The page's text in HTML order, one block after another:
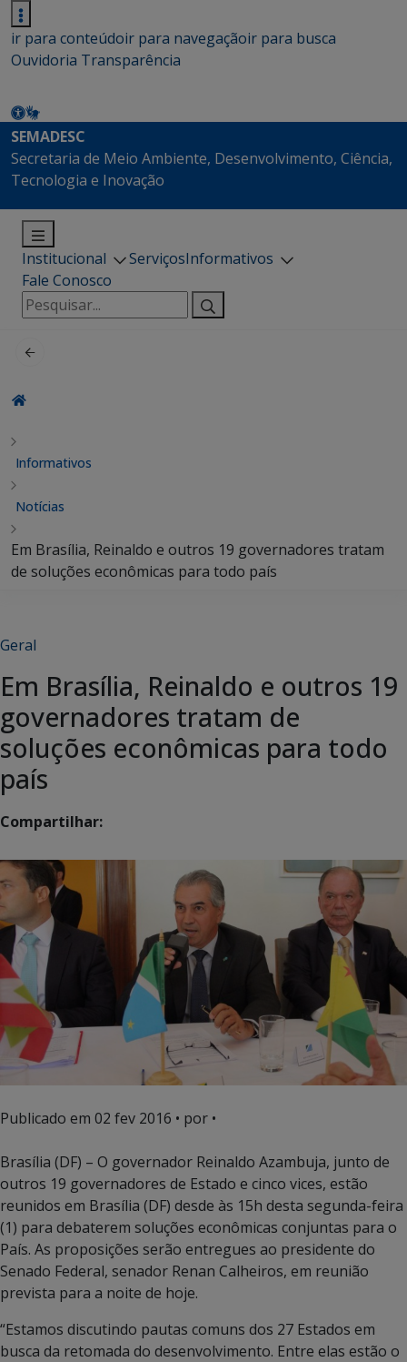
ir para conteúdoir para navegaçãoir para busca
Ouvidoria Transparência
SEMADESC
Secretaria de Meio Ambiente, Desenvolvimento, Ciência,
Tecnologia e Inovação
Institucional ServiçosInformativos
Fale Conosco
Pesquisar
por:
Informativos
Notícias
Em Brasília, Reinaldo e outros 19 governadores tratam
de soluções econômicas para todo país
Geral
Em Brasília, Reinaldo e outros 19
governadores tratam de
soluções econômicas para todo
país
Compartilhar:
Publicado em 02 fev 2016 • por •
Brasília (DF) – O governador Reinaldo Azambuja, junto de
outros 19 governadores de Estado e cinco vices, estão
reunidos em Brasília (DF) desde às 15h desta segunda-feira
(1) para debaterem soluções econômicas conjuntas para o
País. As proposições serão entregues ao presidente do
Senado Federal, senador Renan Calheiros, em reunião
prevista para a noite de hoje.
“Estamos discutindo pautas comuns dos 27 Estados em
busca da retomada do desenvolvimento. Entre elas estão o